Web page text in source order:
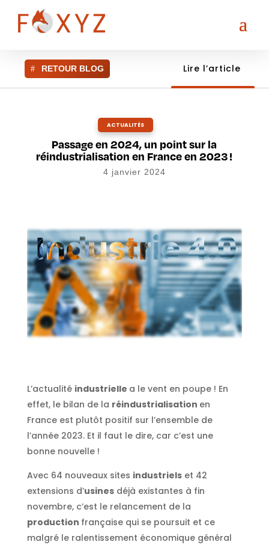
RETOUR BLOG Lire l’article
ACTUALITÉS
Passage en 2024, un point sur la
réindustrialisation en France en 2023 !
4 janvier 2024
L’actualité industrielle a le vent en poupe ! En
effet, le bilan de la réindustrialisation en
France est plutôt positif sur l’ensemble de
l’année 2023. Et il faut le dire, car c’est une
bonne nouvelle !
Avec 64 nouveaux sites industrielset 42
extensions d’usinesdéjà existantes à fin
novembre, c’est le relancement de la
production française qui se poursuit et ce
malgré le ralentissement économique général